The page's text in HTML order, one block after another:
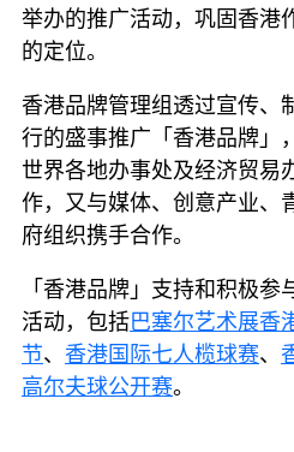
举办的推广活动，巩固香港
的定位。
香港品牌管理组透过宣传、
行的盛事推广「香港品牌」
世界各地办事处及经济贸易
作，又与媒体、创意产业、
府组织携手合作。
「香港品牌」支持和积极
活动，包括巴塞尔艺术展香
节、 香港国际七人榄球赛、
高尔夫球公开赛。